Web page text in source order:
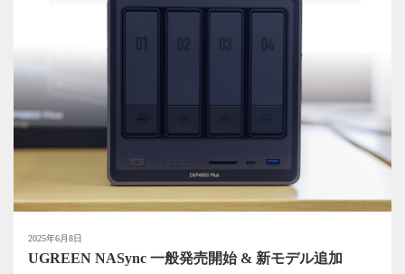
2025年6月8日
UGREEN NASync 一般発売開始 & 新モデル追加